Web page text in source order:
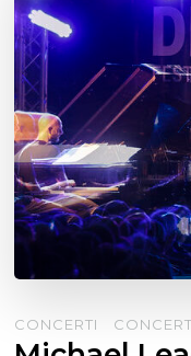
CONCERTI